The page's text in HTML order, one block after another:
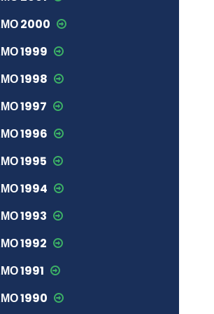
2000
1999
1998
1997
1996
1995
1994
1993
1992
1991
1990